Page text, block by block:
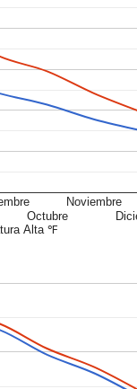
Alta ℉
Octubre
Noviembre